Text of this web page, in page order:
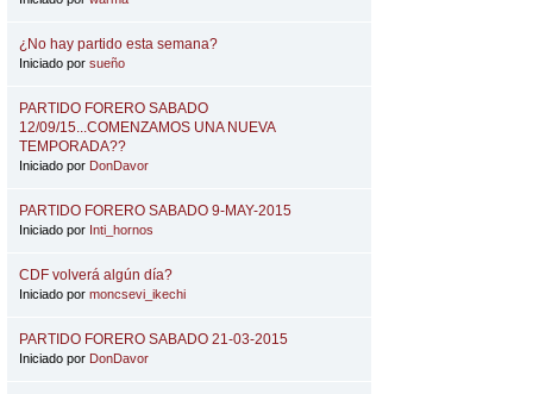
¿No hay partido esta semana?
Iniciado por sueño
PARTIDO FORERO SABADO
12/09/15...COMENZAMOS UNA NUEVA
TEMPORADA??
Iniciado por DonDavor
PARTIDO FORERO SABADO 9-MAY-2015
Iniciado por Inti_hornos
CDF volverá algún día?
Iniciado por moncsevi_ikechi
PARTIDO FORERO SABADO 21-03-2015
Iniciado por DonDavor